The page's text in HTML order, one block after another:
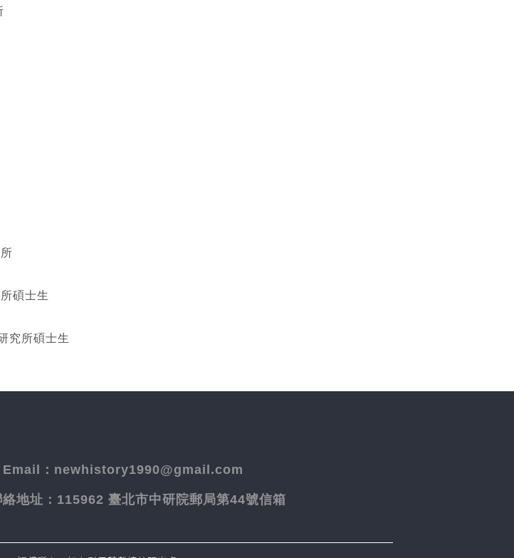
士生
究所碩士生
Email：newhistory1990@gmail.com
地址： 115962 臺北市中研院郵局第44號信箱